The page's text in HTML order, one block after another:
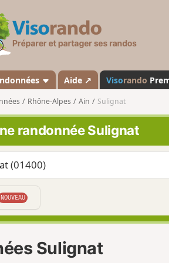
s
a
n
o
Aide ↗ Visorando
Rhône-Alpes Ain Sulignat
randonnée Sulignat
NOUVEAU
Sulignat